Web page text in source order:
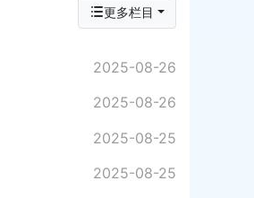
更多栏目
2025-08-26
2025-08-26
2025-08-25
2025-08-25